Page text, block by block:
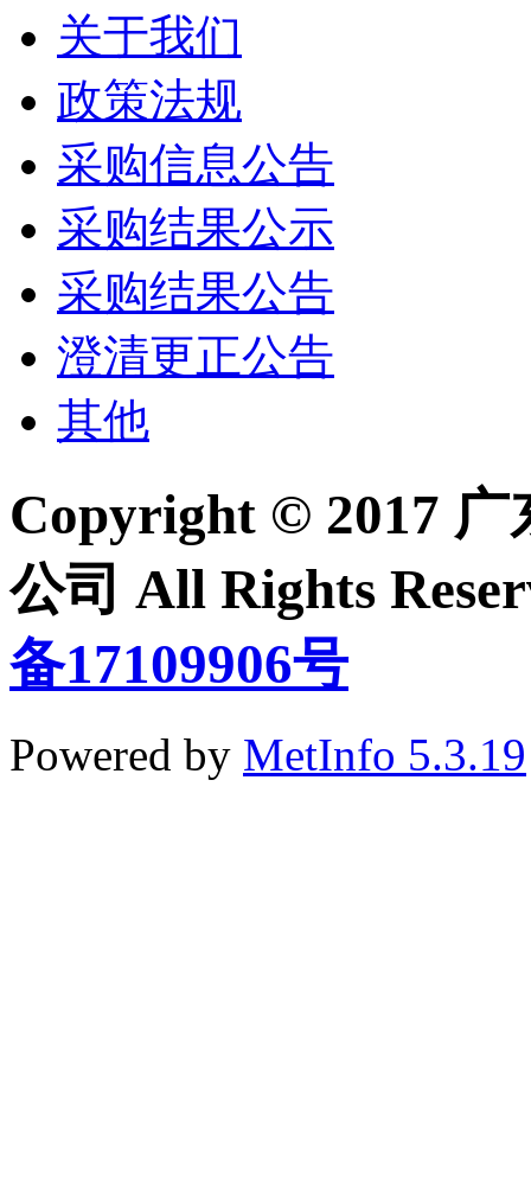
关于我们
政策法规
采购信息公告
采购结果公示
采购结果公告
澄清更正公告
其他
Copyright © 2017
公司 All Rights
备17109906号
Powered by MetInfo 5.3.19